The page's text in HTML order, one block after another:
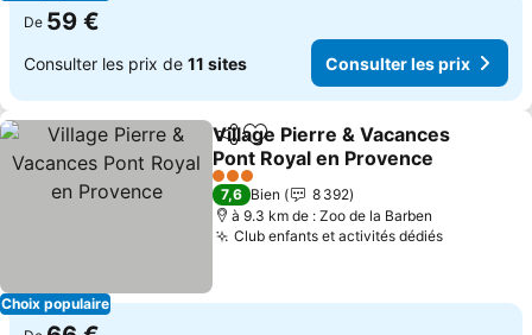
De 59 €
Consulter les prix de 11 sites Consulter les prix
Choix populaire
PartagerAjouter à mes favoris
Village Pierre & Vacances
Pont Royal en Provence
Consulter les prix
3 Étoiles
7,6 Bien
8 392
à 9.3 km de : Zoo de la Barben
Club enfants et activités dédiés